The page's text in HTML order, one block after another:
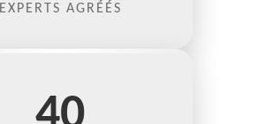
EXPERTS AGRÉÉS